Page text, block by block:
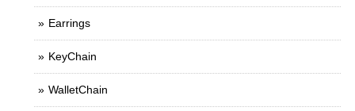
Earrings
KeyChain
WalletChain